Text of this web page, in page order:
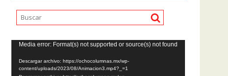
Reproductor
de
vídeo
Media error: Format(s) not supported or source(s) not found
Descargar archivo: https://ochocolumnas.mx/wp-
content/uploads/2023/08/Animacion3.mp4?_=1